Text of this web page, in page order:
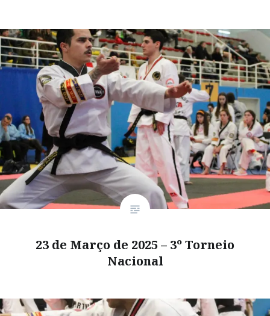
23 de Março de 2025 – 3º Torneio
Nacional